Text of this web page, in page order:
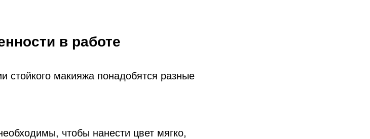
в работе
стойкого макияжа понадобятся разные
чтобы нанести цвет мягко,